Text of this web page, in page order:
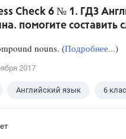
Check 6 № 1. ГДЗ
помогите
nouns. (Подробнее...)
2017
Английский язык 6